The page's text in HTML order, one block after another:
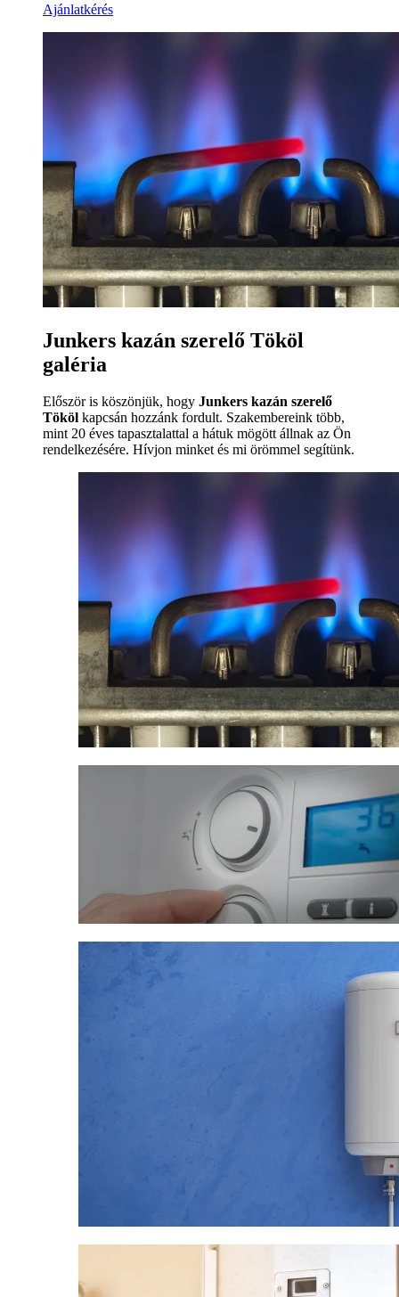
Ajánlatkérés
Junkers kazán szerelő Tököl
galéria
Először is köszönjük, hogy Junkers kazán szerelő
Tököl kapcsán hozzánk fordult. Szakembereink több,
mint 20 éves tapasztalattal a hátuk mögött állnak az Ön
rendelkezésére. Hívjon minket és mi örömmel segítünk.